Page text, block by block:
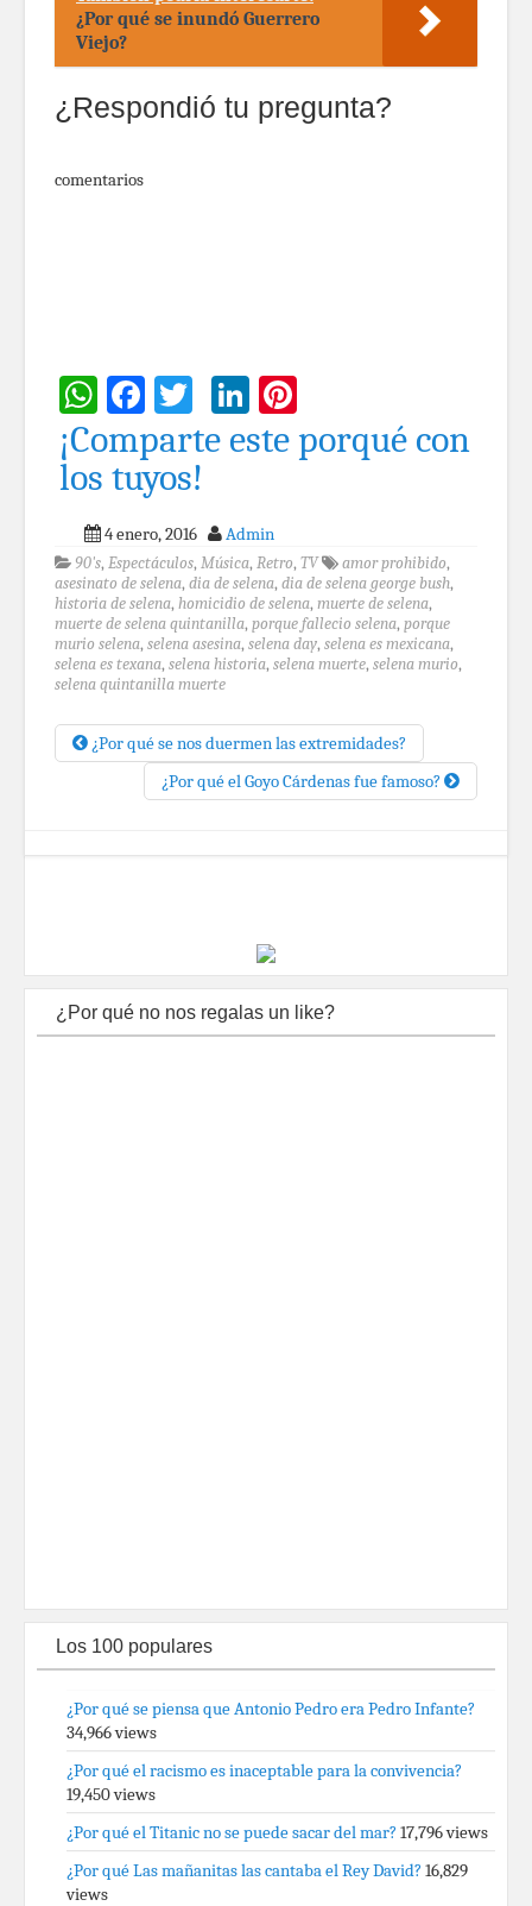
¿Por qué se inundó Guerrero
Viejo?
¿Respondió tu pregunta?
comentarios
WhatsApp
Facebook
TwitterLinkedIn
¡Comparte este porqué con
los tuyos!
4 enero, 2016 Admin
90's, Espectáculos, Música, Retro, TV amor prohibido,
asesinato de selena, dia de selena, dia de selena george bush,
historia de selena, homicidio de selena, muerte de selena,
muerte de selena quintanilla, porque fallecio selena, porque
murio selena, selena asesina, selena day, selena es mexicana,
selena es texana, selena historia, selena muerte, selena murio,
selena quintanilla muerte
¿Por qué se nos duermen las extremidades?
¿Por qué el Goyo Cárdenas fue famoso?
¿Por qué no nos regalas un like?
Los 100 populares
¿Por qué se piensa que Antonio Pedro era Pedro Infante?
34,966 views
¿Por qué el racismo es inaceptable para la convivencia?
19,450 views
¿Por qué el Titanic no se puede sacar del mar? 17,796 views
¿Por qué Las mañanitas las cantaba el Rey David? 16,829
views